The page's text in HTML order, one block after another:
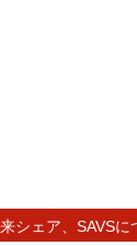
シェア、SAVS